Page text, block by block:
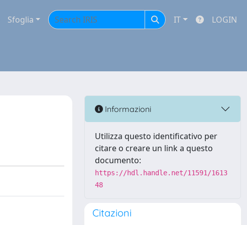
Sfoglia IT LOGIN
Informazioni
Utilizza questo identificativo per
citare o creare un link a questo
documento:
https://hdl.handle.net/11591/1613
48
Citazioni